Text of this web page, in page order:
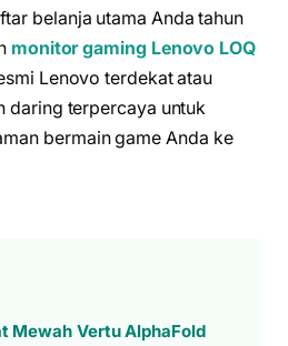
belanja utama Anda tahun
monitor gaming Lenovo LOQ
Lenovo terdekat atau
daring terpercaya untuk
bermain game Anda ke
Mewah Vertu AlphaFold